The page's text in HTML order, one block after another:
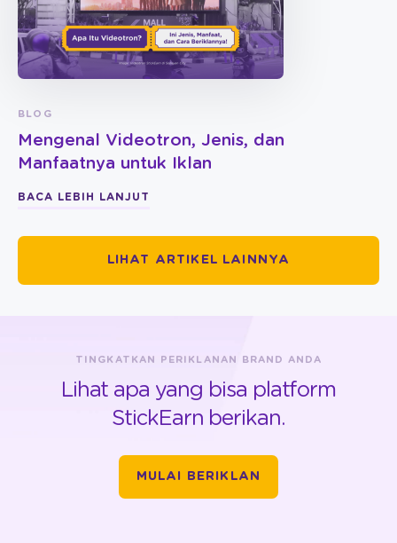
BLOG
Mengenal Videotron, Jenis, dan
Manfaatnya untuk Iklan
BACA LEBIH LANJUT
LIHAT ARTIKEL LAINNYA
TINGKATKAN PERIKLANAN BRAND ANDA
Lihat apa yang bisa platform
StickEarn berikan.
MULAI BERIKLAN